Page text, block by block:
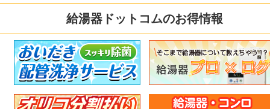
給湯器ドットコムのお得情報